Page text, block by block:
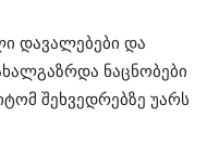
დავალებები და
ნაცნობები
შეხვედრებზე უარს